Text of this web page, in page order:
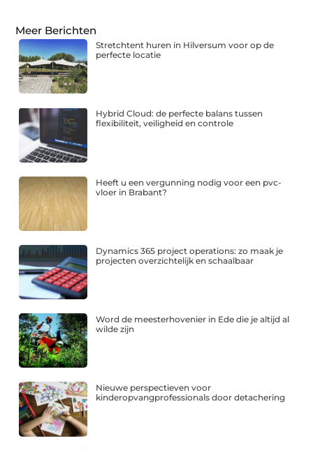
Meer Berichten
Stretchtent huren in Hilversum voor op de
perfecte locatie
Hybrid Cloud: de perfecte balans tussen
flexibiliteit, veiligheid en controle
Heeft u een vergunning nodig voor een pvc-
vloer in Brabant?
Dynamics 365 project operations: zo maak je
projecten overzichtelijk en schaalbaar
Word de meesterhovenier in Ede die je altijd al
wilde zijn
Nieuwe perspectieven voor
kinderopvangprofessionals door detachering